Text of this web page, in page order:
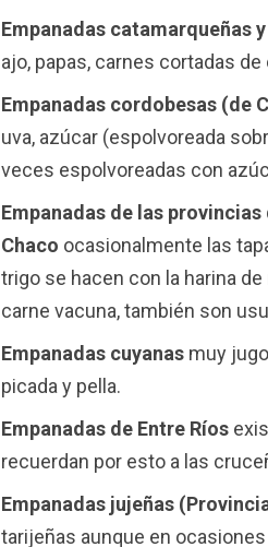
Empanadas catamarqueñas
ajo, papas, carnes cortadas
Empanadas cordobesas (de
uva, azúcar (espolvoreada
veces espolvoreadas con
Empanadas de las
Chaco ocasionalmente las
trigo se hacen con la harina
carne vacuna, también son
Empanadas cuyanasmuy
picada y pella.
Empanadas de Entre Ríos
recuerdan por esto a las
Empanadas jujeñas
tarijeñas aunque en